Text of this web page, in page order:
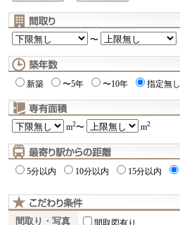
〜
新築 〜5年 〜10年 指定無し
m2〜 m2
5分以内 10分以内 15分以内
間取り・写真 間取図有り